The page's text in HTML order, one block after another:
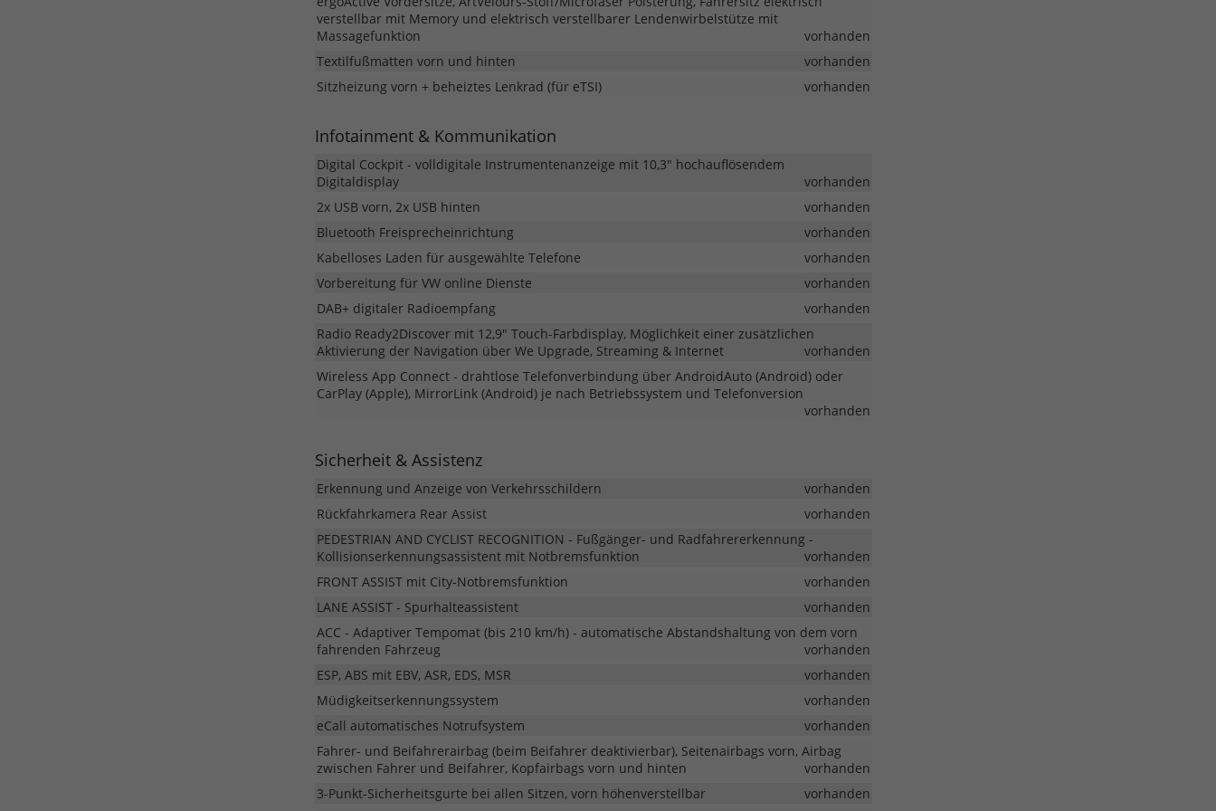
verstellbar mit Memory und elektrisch verstellbarer Lendenwirbelstütze mit
Massagefunktion
vorhanden
Textilfußmatten vorn und hinten
vorhanden
Sitzheizung vorn + beheiztes Lenkrad (für eTSI)
vorhanden
Infotainment & Kommunikation
Digital Cockpit - volldigitale Instrumentenanzeige mit 10,3" hochauflösendem
Digitaldisplay
vorhanden
2x USB vorn, 2x USB hinten
vorhanden
Bluetooth Freisprecheinrichtung
vorhanden
Kabelloses Laden für ausgewählte Telefone
vorhanden
Vorbereitung für VW online Dienste
vorhanden
DAB+ digitaler Radioempfang
vorhanden
Radio Ready2Discover mit 12,9" Touch-Farbdisplay, Möglichkeit einer zusätzlichen
Aktivierung der Navigation über We Upgrade, Streaming & Internet
vorhanden
Wireless App Connect - drahtlose Telefonverbindung über AndroidAuto (Android) oder
CarPlay (Apple), MirrorLink (Android) je nach Betriebssystem und Telefonversion
vorhanden
Sicherheit & Assistenz
Erkennung und Anzeige von Verkehrsschildern
vorhanden
Rückfahrkamera Rear Assist
vorhanden
PEDESTRIAN AND CYCLIST RECOGNITION - Fußgänger- und Radfahrererkennung -
Kollisionserkennungsassistent mit Notbremsfunktion
vorhanden
FRONT ASSIST mit City-Notbremsfunktion
vorhanden
LANE ASSIST - Spurhalteassistent
vorhanden
ACC - Adaptiver Tempomat (bis 210 km/h) - automatische Abstandshaltung von dem vorn
fahrenden Fahrzeug
vorhanden
ESP, ABS mit EBV, ASR, EDS, MSR
vorhanden
Müdigkeitserkennungssystem
vorhanden
eCall automatisches Notrufsystem
vorhanden
Fahrer- und Beifahrerairbag (beim Beifahrer deaktivierbar), Seitenairbags vorn, Airbag
zwischen Fahrer und Beifahrer, Kopfairbags vorn und hinten
vorhanden
3-Punkt-Sicherheitsgurte bei allen Sitzen, vorn höhenverstellbar
vorhanden